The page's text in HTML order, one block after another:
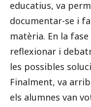
educatius, va
documentar-se i
matèria. En la
reflexionar i
les possibles
Finalment, va
els alumnes van